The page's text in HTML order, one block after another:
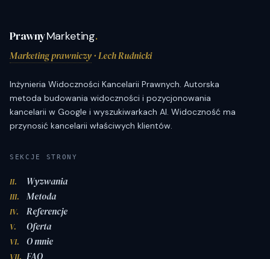
PrawnyMarketing.
Marketing prawniczy· Lech Rudnicki
Inżynieria Widoczności Kancelarii Prawnych. Autorska
metoda budowania widoczności i pozycjonowania
kancelarii w Google i wyszukiwarkach AI. Widoczność ma
przynosić kancelarii właściwych klientów.
SEKCJE STRONY
II. Wyzwania
III. Metoda
IV. Referencje
V. Oferta
VI. O mnie